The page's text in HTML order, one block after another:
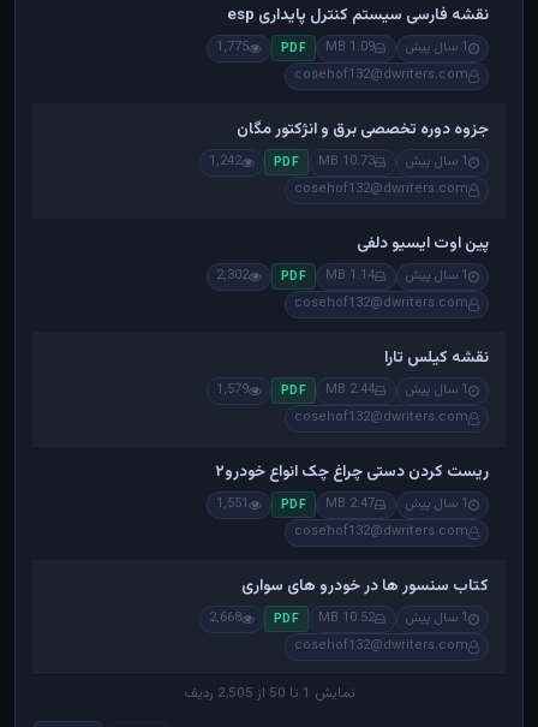
نقشه فارسی سیستم کنترل پایداری esp
1 سال پیش 1.09 MB
PDF
1,775
cosehof132@dwriters.com
جزوه دوره تخصصی برق و انژکتور مگان
1 سال پیش 10.73 MB
PDF
1,242
cosehof132@dwriters.com
پین اوت ایسیو دلفی
1 سال پیش 1.14 MB
PDF
2,302
cosehof132@dwriters.com
نقشه کیلس تارا
1 سال پیش 2.44 MB
PDF
1,579
cosehof132@dwriters.com
ریست کردن دستی چراغ چک انواع خودرو۲
1 سال پیش 2.47 MB
PDF
1,551
cosehof132@dwriters.com
کتاب سنسور ها در خودرو های سواری
1 سال پیش 10.52 MB
PDF
2,668
cosehof132@dwriters.com
نمایش 1 تا 50 از 2,505 ردیف